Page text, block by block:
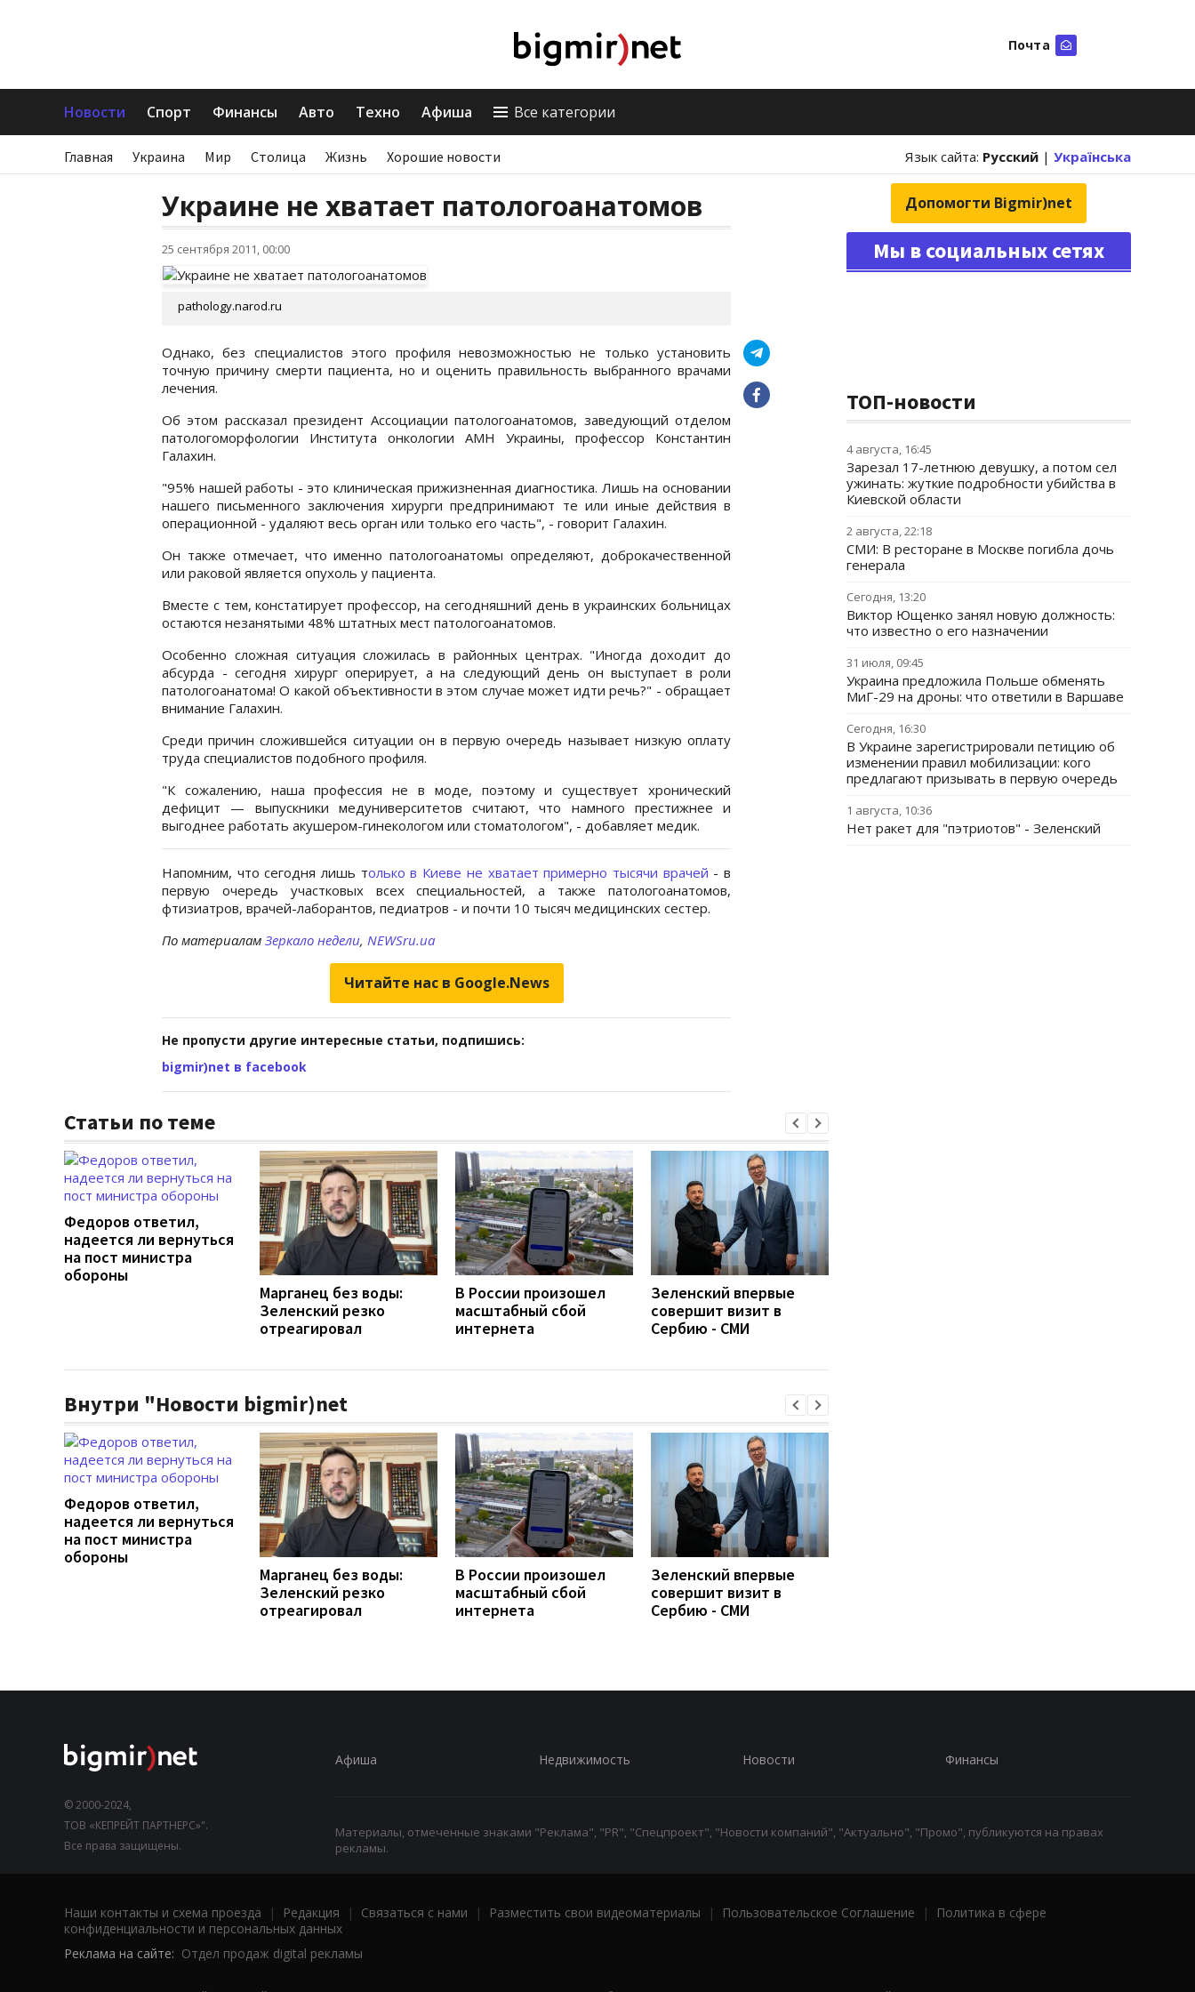
Почта
Новости Спорт Финансы Авто Техно Афиша Все категории
Главная Украина Мир Столица Жизнь Хорошие новости Язык сайта: Русский | Українська
Украине не хватает патологоанатомов
25 сентября 2011, 00:00
pathology.narod.ru
Однако, без специалистов этого профиля невозможностью не только установить
точную причину смерти пациента, но и оценить правильность выбранного врачами
лечения.
Об этом рассказал президент Ассоциации патологоанатомов, заведующий отделом
патологоморфологии Института онкологии АМН Украины, профессор Константин
Галахин.
"95% нашей работы - это клиническая прижизненная диагностика. Лишь на основании
нашего письменного заключения хирурги предпринимают те или иные действия в
операционной - удаляют весь орган или только его часть", - говорит Галахин.
Он также отмечает, что именно патологоанатомы определяют, доброкачественной
или раковой является опухоль у пациента.
Вместе с тем, констатирует профессор, на сегодняшний день в украинских больницах
остаются незанятыми 48% штатных мест патологоанатомов.
Особенно сложная ситуация сложилась в районных центрах. "Иногда доходит до
абсурда - сегодня хирург оперирует, а на следующий день он выступает в роли
патологоанатома! О какой объективности в этом случае может идти речь?" - обращает
внимание Галахин.
Среди причин сложившейся ситуации он в первую очередь называет низкую оплату
труда специалистов подобного профиля.
"К сожалению, наша профессия не в моде, поэтому и существует хронический
дефицит — выпускники медуниверситетов считают, что намного престижнее и
выгоднее работать акушером-гинекологом или стоматологом", - добавляет медик.
Напомним, что сегодня лишь только в Киеве не хватает примерно тысячи врачей - в
первую очередь участковых всех специальностей, а также патологоанатомов,
фтизиатров, врачей-лаборантов, педиатров - и почти 10 тысяч медицинских сестер.
По материалам Зеркало недели, NEWSru.ua
Читайте нас в Google.News
Не пропусти другие интересные статьи, подпишись:
bigmir)net в facebook
Статьи по теме
Федоров ответил,
надеется ли вернуться
на пост министра
обороны
Марганец без воды:
Зеленский резко
отреагировал
В России произошел
масштабный сбой
интернета
Зеленский впервые
совершит визит в
Сербию - СМИ
Внутри "Новости bigmir)net
Федоров ответил,
надеется ли вернуться
на пост министра
обороны
Марганец без воды:
Зеленский резко
отреагировал
В России произошел
масштабный сбой
интернета
Зеленский впервые
совершит визит в
Сербию - СМИ
Допомогти Bigmir)net
Мы в социальных сетях
ТОП-новости
4 августа, 16:45
Зарезал 17-летнюю девушку, а потом сел
ужинать: жуткие подробности убийства в
Киевской области
2 августа, 22:18
СМИ: В ресторане в Москве погибла дочь
генерала
Сегодня, 13:20
Виктор Ющенко занял новую должность:
что известно о его назначении
31 июля, 09:45
Украина предложила Польше обменять
МиГ-29 на дроны: что ответили в Варшаве
Сегодня, 16:30
В Украине зарегистрировали петицию об
изменении правил мобилизации: кого
предлагают призывать в первую очередь
1 августа, 10:36
Нет ракет для "пэтриотов" - Зеленский
© 2000-2024,
ТОВ «КЕПРЕЙТ ПАРТНЕРС»".
Все права защищены.
Афиша Недвижимость Новости Финансы
Материалы, отмеченные знаками "Реклама", "PR", "Спецпроект", "Новости компаний", "Актуально", "Промо", публикуются на правах
рекламы.
Наши контакты и схема проезда | Редакция | Связаться с нами | Разместить свои видеоматериалы | Пользовательское Соглашение |
Политика в сфере
конфиденциальности и персональных данных
Реклама на сайте: Отдел продаж digital рекламы